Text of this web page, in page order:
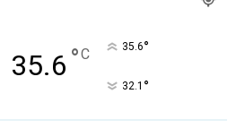
35.6 °C 35.6°
32.1 °